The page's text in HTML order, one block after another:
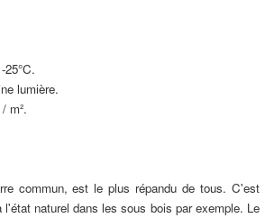
25°C.
lumière.
m².
commun, est le plus répandu de tous. C'est
l'état naturel dans les sous bois par exemple. Le